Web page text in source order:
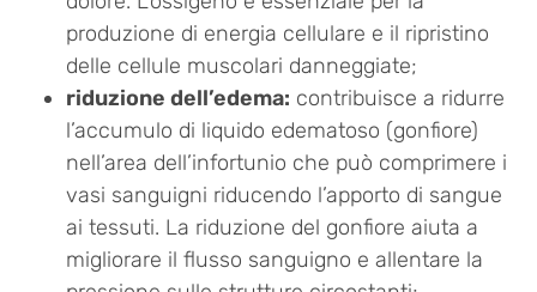
produzione di energia cellulare e il ripristino
delle cellule muscolari danneggiate;
riduzione dell’edema: contribuisce a ridurre
l’accumulo di liquido edematoso (gonfiore)
nell’area dell’infortunio che può comprimere i
vasi sanguigni riducendo l’apporto di sangue
ai tessuti. La riduzione del gonfiore aiuta a
migliorare il flusso sanguigno e allentare la